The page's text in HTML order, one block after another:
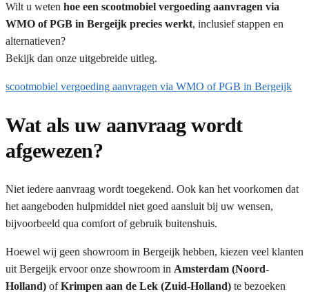
Wilt u weten hoe een scootmobiel vergoeding aanvragen via
WMO of PGB in Bergeijk precies werkt, inclusief stappen en
alternatieven?
Bekijk dan onze uitgebreide uitleg.
scootmobiel vergoeding aanvragen via WMO of PGB in Bergeijk
Wat als uw aanvraag wordt
afgewezen?
Niet iedere aanvraag wordt toegekend. Ook kan het voorkomen dat
het aangeboden hulpmiddel niet goed aansluit bij uw wensen,
bijvoorbeeld qua comfort of gebruik buitenshuis.
Hoewel wij geen showroom in Bergeijk hebben, kiezen veel klanten
uit Bergeijk ervoor onze showroom in Amsterdam (Noord-
Holland) ofKrimpen aan de Lek (Zuid-Holland) te bezoeken